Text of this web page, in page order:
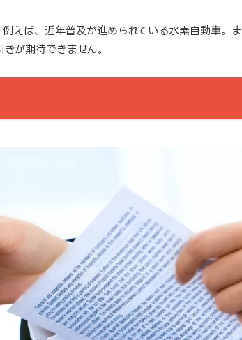
えば、近年普及が進められている水素自動車。ま
が期待できません。